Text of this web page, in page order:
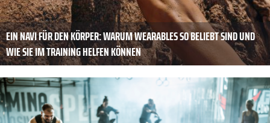
EIN NAVI FÜR DEN KÖRPER: WARUM WEARABLES SO BELIEBT SIND UND
WIE SIE IM TRAINING HELFEN KÖNNEN